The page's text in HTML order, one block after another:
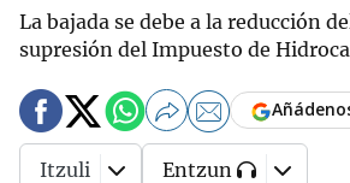
La bajada se debe a la reducción
supresión del Impuesto de
Itzuli Entzun